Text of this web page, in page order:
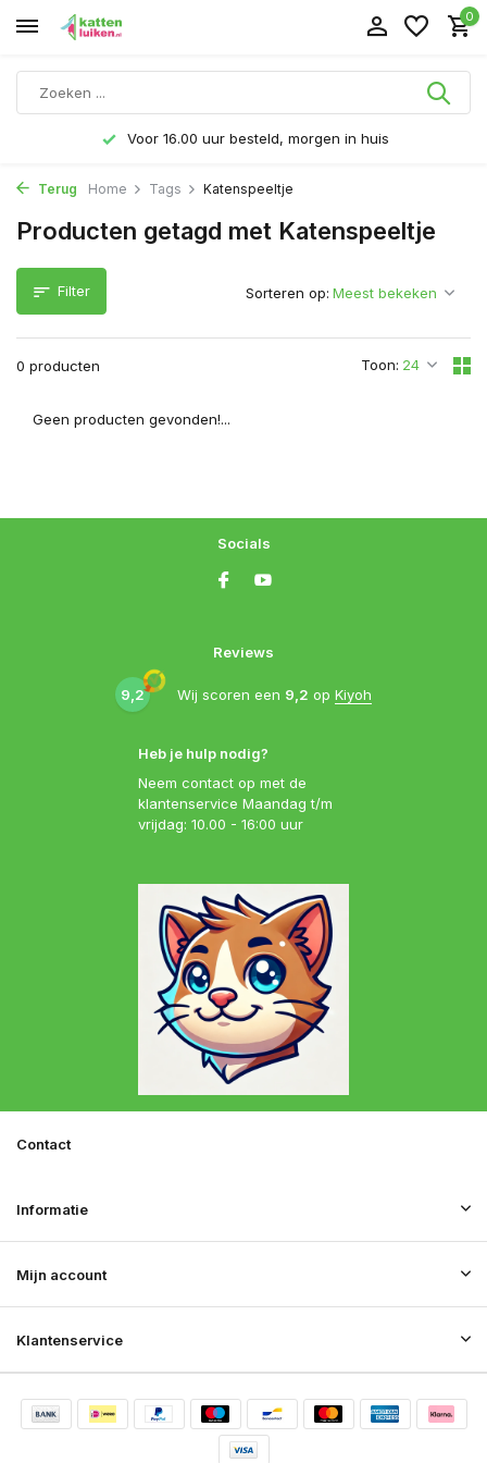
0
Voor 16.00 uur besteld, morgen in huis
Terug Home Tags Katenspeeltje
Producten getagd met Katenspeeltje
Filter
0 producten Toon:
Sorteren op:
Geen producten gevonden!...
Heb je hulp nodig?
Neem contact op met de
klantenservice Maandag t/m
vrijdag: 10.00 - 16:00 uur
Reviews
9,2 Wij scoren een 9,2 op Kiyoh
Socials
Klantenservice
Mijn account
Informatie
Contact